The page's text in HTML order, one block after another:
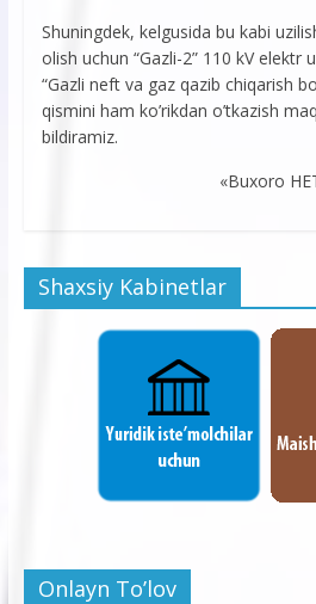
Shuningdek, kelgusida bu kabi
olish uchun “Gazli-2” 110 kV elektr
“Gazli neft va gaz qazib chiqarish
qismini ham ko’rikdan o’tkazish
bildiramiz.
«Buxoro
Shaxsiy Kabinetlar
Onlayn To’lov